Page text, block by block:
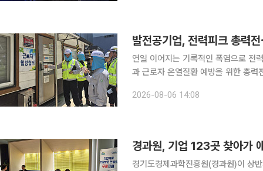
발전공기업, 전력피크 총력
연일 이어지는 기록적인 폭염으로 전
과 근로자 온열질환 예방을 위한 총력전에 돌입했다. 기관장들이 직
업계에 따르면 한국남동발전·한국서
2026-08-06 14:08
경과원, 기업 123곳 찾아가
경기도경제과학진흥원(경과원)이 상